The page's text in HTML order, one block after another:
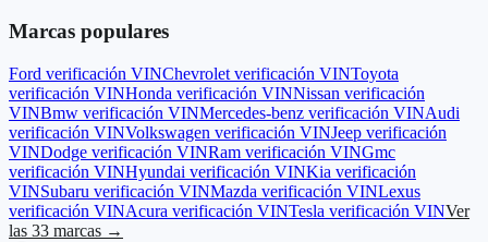
Marcas populares
Ford verificación VINChevrolet verificación VINToyota
verificación VINHonda verificación VINNissan verificación
VINBmw verificación VINMercedes-benz verificación VINAudi
verificación VINVolkswagen verificación VINJeep verificación
VINDodge verificación VINRam verificación VINGmc
verificación VINHyundai verificación VINKia verificación
VINSubaru verificación VINMazda verificación VINLexus
verificación VINAcura verificación VINTesla verificación VINVer
las 33 marcas →